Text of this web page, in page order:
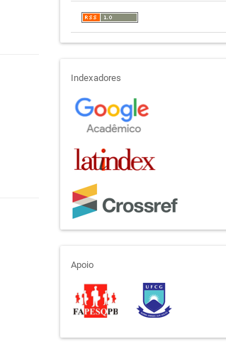
indexadores
Indexadores
apoio
Apoio